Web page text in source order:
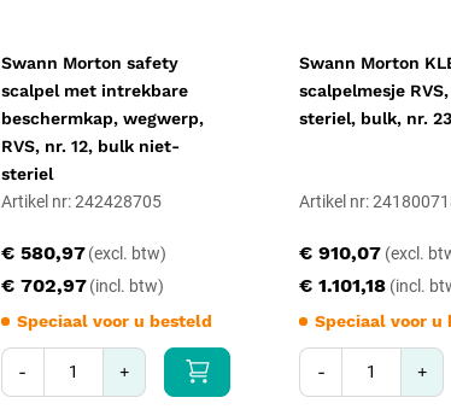
Reiniging: machinaal in een
geopende stand
CE-markering: medisch hulpmiddel
Garantie: 5 jaar fabrieksgarantie
Swann Morton safety
scalpel met intrekbare
beschermkap, wegwerp,
RVS, nr. 12, bulk niet-
steriel
Artikel nr: 242428705
€ 702,97
€ 580,97
Speciaal voor u besteld
- +
Swann Morton
scalpelmesje
steriel, bulk, nr. 23
Artikel nr:
€ 1.101,18
€ 910,07
Speciaal voor u
- +